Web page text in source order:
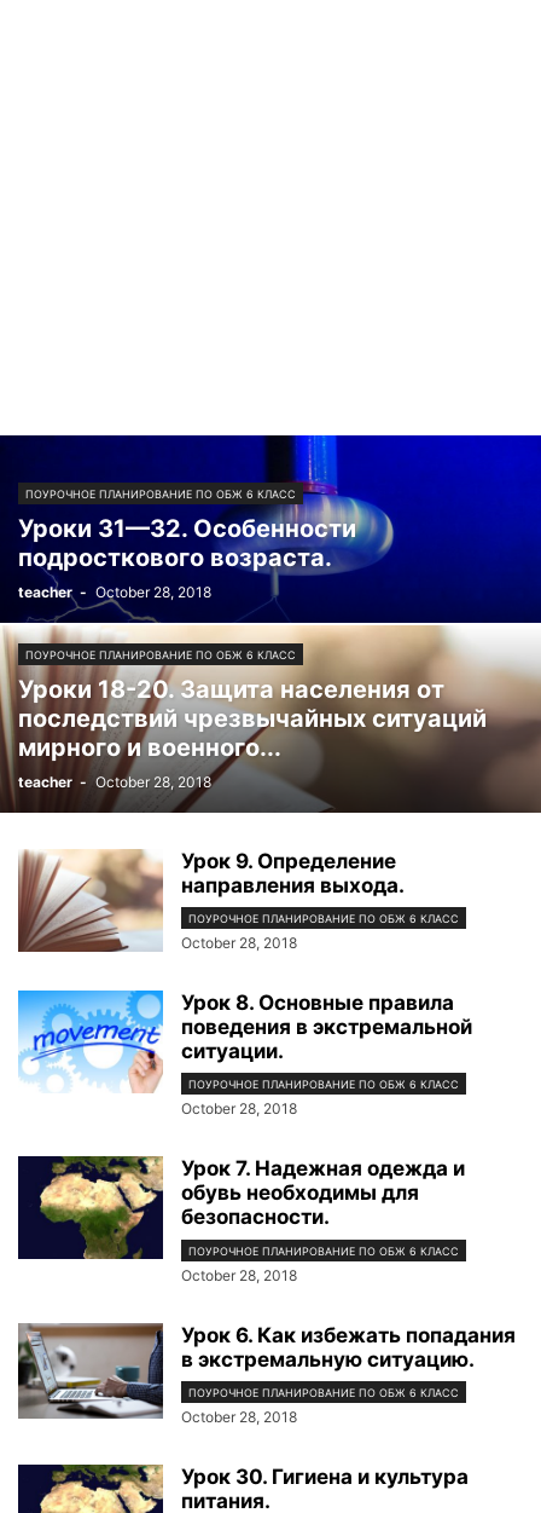
ПОУРОЧНОЕ ПЛАНИРОВАНИЕ ПО ОБЖ 6 КЛАСС
Уроки 31—32. Особенности
подросткового возраста.
teacher - October 28, 2018
ПОУРОЧНОЕ ПЛАНИРОВАНИЕ ПО ОБЖ 6 КЛАСС
Уроки 18-20. Защита населения от
последствий чрезвычайных ситуаций
мирного и военного...
teacher - October 28, 2018
Урок 9. Определение
направления выхода.
ПОУРОЧНОЕ ПЛАНИРОВАНИЕ ПО ОБЖ 6 КЛАСС
October 28, 2018
Урок 8. Основные правила
поведения в экстремальной
ситуации.
ПОУРОЧНОЕ ПЛАНИРОВАНИЕ ПО ОБЖ 6 КЛАСС
October 28, 2018
Урок 7. Надежная одежда и
обувь необходимы для
безопасности.
ПОУРОЧНОЕ ПЛАНИРОВАНИЕ ПО ОБЖ 6 КЛАСС
October 28, 2018
Урок 6. Как избежать попадания
в экстремальную ситуацию.
ПОУРОЧНОЕ ПЛАНИРОВАНИЕ ПО ОБЖ 6 КЛАСС
October 28, 2018
Урок 30. Гигиена и культура
питания.